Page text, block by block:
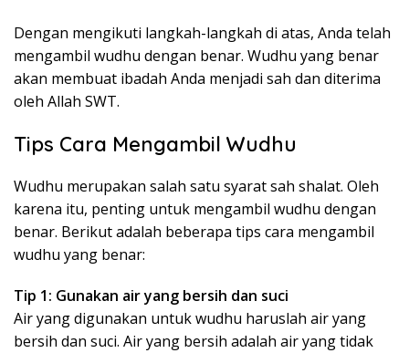
Dengan mengikuti langkah-langkah di atas, Anda telah
mengambil wudhu dengan benar. Wudhu yang benar
akan membuat ibadah Anda menjadi sah dan diterima
oleh Allah SWT.
Tips Cara Mengambil Wudhu
Wudhu merupakan salah satu syarat sah shalat. Oleh
karena itu, penting untuk mengambil wudhu dengan
benar. Berikut adalah beberapa tips cara mengambil
wudhu yang benar:
Tip 1: Gunakan air yang bersih dan suci
Air yang digunakan untuk wudhu haruslah air yang
bersih dan suci. Air yang bersih adalah air yang tidak